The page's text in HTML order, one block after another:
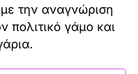
την αναγνώριση
πολιτικό γάμο και